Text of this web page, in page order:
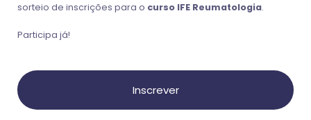
sorteio de inscrições para o curso IFE Reumatologia.
Participa já!
Inscrever